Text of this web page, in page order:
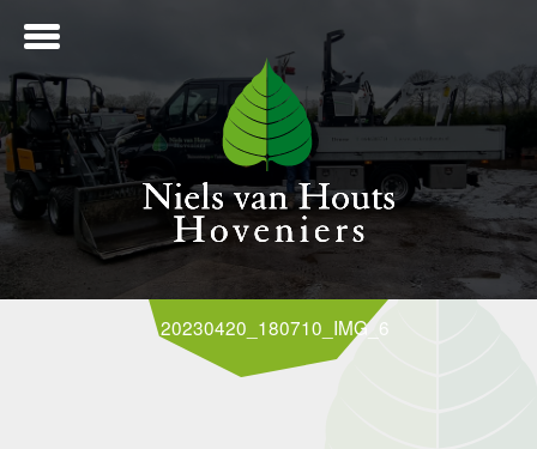
20230420_180710_IMG_6672